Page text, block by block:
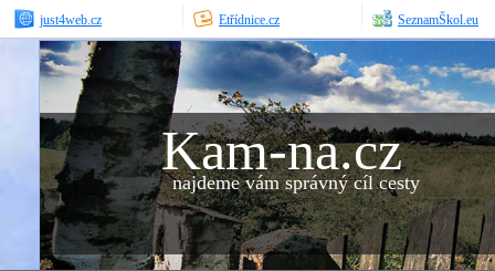
just4web.cz Etřídnice.cz SeznamŠkol.eu
Kam-na.cz
najdeme vám správný cíl cesty